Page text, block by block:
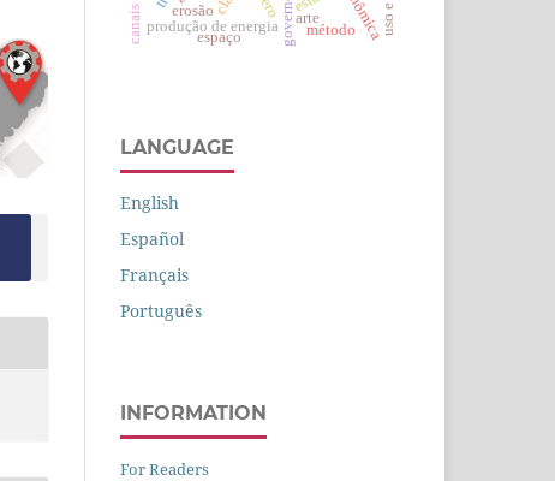
produção de energia
arte
método
erosão
espaço
LANGUAGE
English
Español
Français
Português
INFORMATION
For Readers